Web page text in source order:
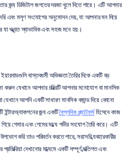
জন্য ডিজিটাল জগতের দরজা খুলে দিতে পারে। এটি আপনার
অত্যন্ত স্বাভাবিক এবং সহজ মনে হয়।
বাস্তবধর্মী অভিজ্ঞতা তৈরির দিকে একটি বড়
করুন যেখানে আপনার চরিত্রটি আপনার মনোযোগ বা মানসিক
যেখানে আপনি একটি সাধারণ মানসিক কমান্ড দিয়ে কোনো
ইন্টারঅ্যাকশনের জন্য একটি বৈপ্লবিক প্ল্যাটফর্ম হিসেবে কাজ
গিয়ে গেমার এবং গেমের মধ্যে গভীর সংযোগ তৈরি করে। এটি
উপভোগ করি তাও পরিবর্তন করতে পারে, সরাসরি ব্যবহারকারীর
প্রতিক্রিয়া দেখানোর মাধ্যমে একটি সম্পূর্ণ ব্যক্তিগত এবং